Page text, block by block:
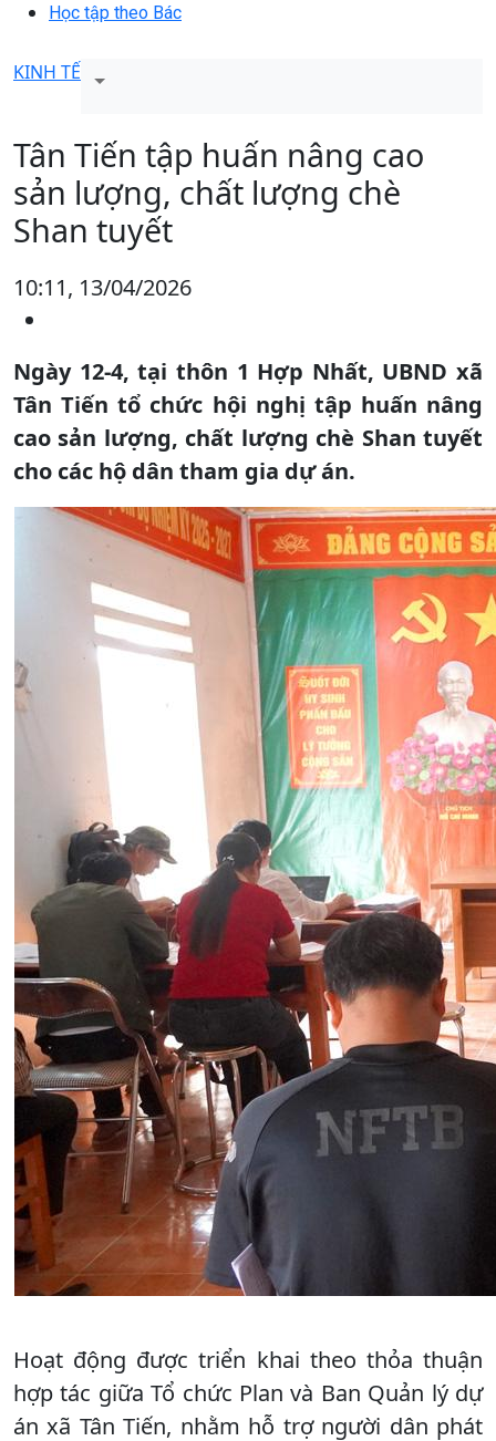
Học tập theo Bác
KINH TẾ
Tân Tiến tập huấn nâng cao
sản lượng, chất lượng chè
Shan tuyết
10:11, 13/04/2026
Ngày 12-4, tại thôn 1 Hợp Nhất, UBND xã
Tân Tiến tổ chức hội nghị tập huấn nâng
cao sản lượng, chất lượng chè Shan tuyết
cho các hộ dân tham gia dự án.
Hoạt động được triển khai theo thỏa thuận
hợp tác giữa Tổ chức Plan và Ban Quản lý dự
án xã Tân Tiến, nhằm hỗ trợ người dân phát